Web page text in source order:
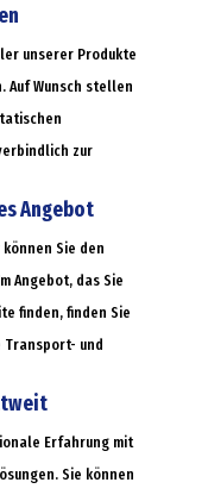
unserer Produkte
Wunsch stellen
zur
Angebot
Sie den
Angebot, das Sie
finden, finden Sie
Transport- und
Erfahrung mit
Sie können